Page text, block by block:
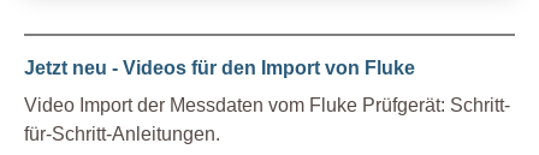
Jetzt neu - Videos für den Import von Fluke
Video Import der Messdaten vom Fluke Prüfgerät: Schritt-
für-Schritt-Anleitungen.